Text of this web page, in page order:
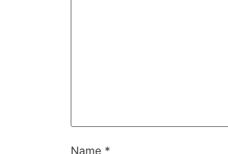
Name *